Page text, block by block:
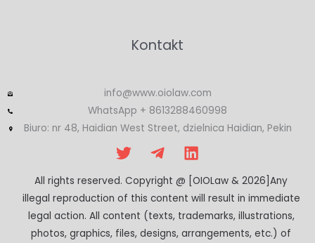
Kontakt
info@www.oiolaw.com
WhatsApp + 8613288460998
Biuro: nr 48, Haidian West Street, dzielnica Haidian, Pekin
All rights reserved. Copyright @ [OIOLaw & 2026]Any
illegal reproduction of this content will result in immediate
legal action. All content (texts, trademarks, illustrations,
photos, graphics, files, designs, arrangements, etc.) of